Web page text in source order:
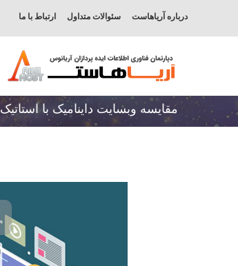
درباره آریاهاست سئوالات متداول ارتباط با ما
مقایسه وبسایت داینامیک با استاتیک